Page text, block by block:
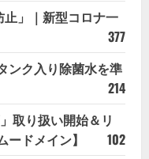
止」｜新型コロナ一
377
ンク入り除菌水を準
214
取り扱い開始＆リ
ドメイン】
102